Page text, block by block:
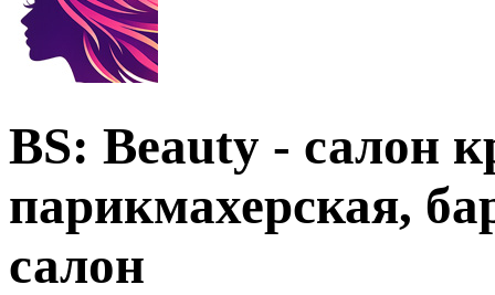
BS: Beauty - салон
парикмахерская,
салон